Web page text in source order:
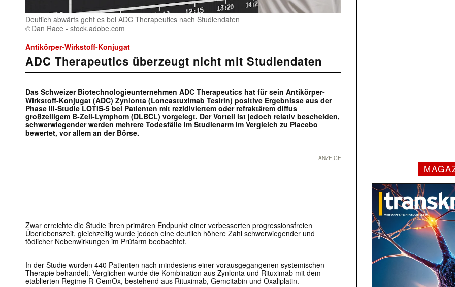
Deutlich abwärts geht es bei ADC Therapeutics nach Studiendaten
Dan Race - stock.adobe.com
Antikörper-Wirkstoff-Konjugat
ADC Therapeutics überzeugt nicht mit Studiendaten
Das Schweizer Biotechnologieunternehmen ADC Therapeutics hat für sein Antikörper-
Wirkstoff-Konjugat (ADC) Zynlonta (Loncastuximab Tesirin) positive Ergebnisse aus der
Phase III-Studie LOTIS-5 bei Patienten mit rezidiviertem oder refraktärem diffus
großzelligem B-Zell-Lymphom (DLBCL) vorgelegt. Der Vorteil ist jedoch relativ bescheiden,
schwerwiegender werden mehrere Todesfälle im Studienarm im Vergleich zu Placebo
bewertet, vor allem an der Börse.
ANZEIGE
Zwar erreichte die Studie ihren primären Endpunkt einer verbesserten progressionsfreien
Überlebenszeit, gleichzeitig wurde jedoch eine deutlich höhere Zahl schwerwiegender und
tödlicher Nebenwirkungen im Prüfarm beobachtet.
In der Studie wurden 440 Patienten nach mindestens einer vorausgegangenen systemischen
Therapie behandelt. Verglichen wurde die Kombination aus Zynlonta und Rituximab mit dem
etablierten Regime R-GemOx, bestehend aus Rituximab, Gemcitabin und Oxaliplatin.